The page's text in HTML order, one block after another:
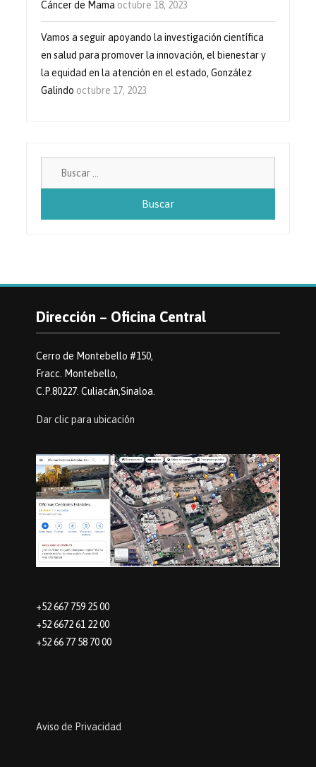
Cáncer de Mama octubre 18, 2023
Vamos a seguir apoyando la investigación científica
en salud para promover la innovación, el bienestar y
la equidad en la atención en el estado, González
Galindo octubre 17, 2023
Dirección – Oficina Central
Cerro de Montebello #150,
Fracc. Montebello,
C.P.80227. Culiacán,Sinaloa.
Dar clic para ubicación
+52 667 759 25 00
+52 6672 61 22 00
+52 66 77 58 70 00
Aviso de Privacidad